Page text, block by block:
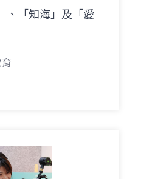
、「知海」及「愛